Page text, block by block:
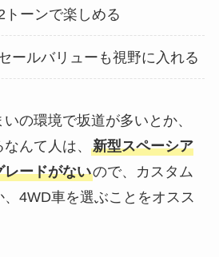
トーンで楽しめる
ールバリューも視野に入れる
の環境で坂道が多いとか、
んて人は、 新型スペーシア
レードがないので、カスタム
4WD車を選ぶことをオスス